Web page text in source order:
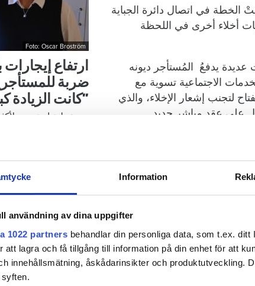
Information
användning av dina uppgifter
1022 partners behandlar din personliga data, som t.ex.
att lagra och få tillgång till information på din enhet för att
innehållsmätning, åskådarinsikter och produktutveckling.
الخطة في اتصال دائرة الجباية
أخلاء أخرى في اللحظة
عديدة يدفعُ المُستأجر ديونه
الاجتماعية تسوية مع
لتجنب إشعار الإخلاء، والذي
على عقد مباشر جديد.
جانبنا في دائرة الجباية
يُخبرنا بيتر غيديمارك
بإمكانهما المساعدة حقاً في هذه
لمْ تحاولْ تينا من جهتها الهروب من الإخلاء، فهي تبلغ من العمر 34 عاماً وتواجهُ صعوبة في الإدمان
توقف البحث عن وظيفة، وسبب
مسؤولية دفع الإيجار، وعند
إلى المحكمة.
Foto: Oscar Broström
ارتفاع
ضربة
”كانت الزيادة
بعد عملية استمرت
الإيجارات. وسيتعين
مدينة بيتيو دفع